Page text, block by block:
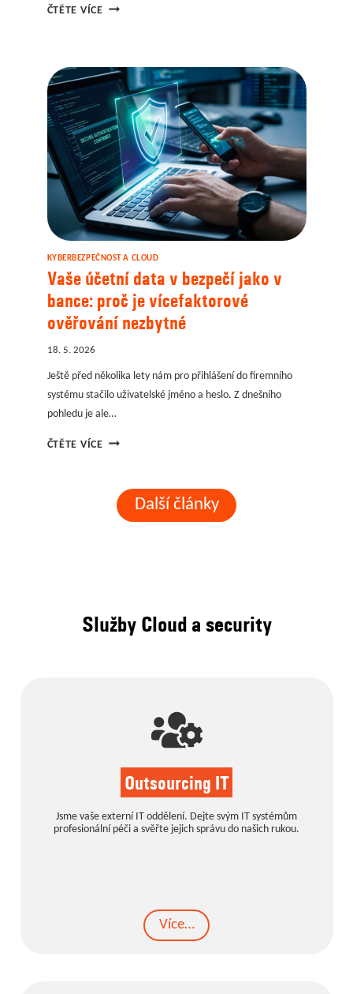
ČTĚTE VÍCEPOOTEVŘENÉ
FIRMY:
PROČ
ANTIVIROVÁ
OCHRANA
STÁLE
ROZHODUJE
O
BEZPEČNOSTI
DAT
KYBERBEZPEČNOST A CLOUD
Vaše účetní data v bezpečí jako v
bance: proč je vícefaktorové
ověřování nezbytné
18. 5. 2026
Ještě před několika lety nám pro přihlášení do firemního
systému stačilo uživatelské jméno a heslo. Z dnešního
pohledu je ale…
ČTĚTE VÍCEVAŠE
BEZPEČÍ
JE
VÍCEFAKTOROVÉ
Další články
Služby Cloud a security
Outsourcing IT
Jsme vaše externí IT oddělení. Dejte svým IT systémům
profesionální péči a svěřte jejich správu do našich rukou.
Více…